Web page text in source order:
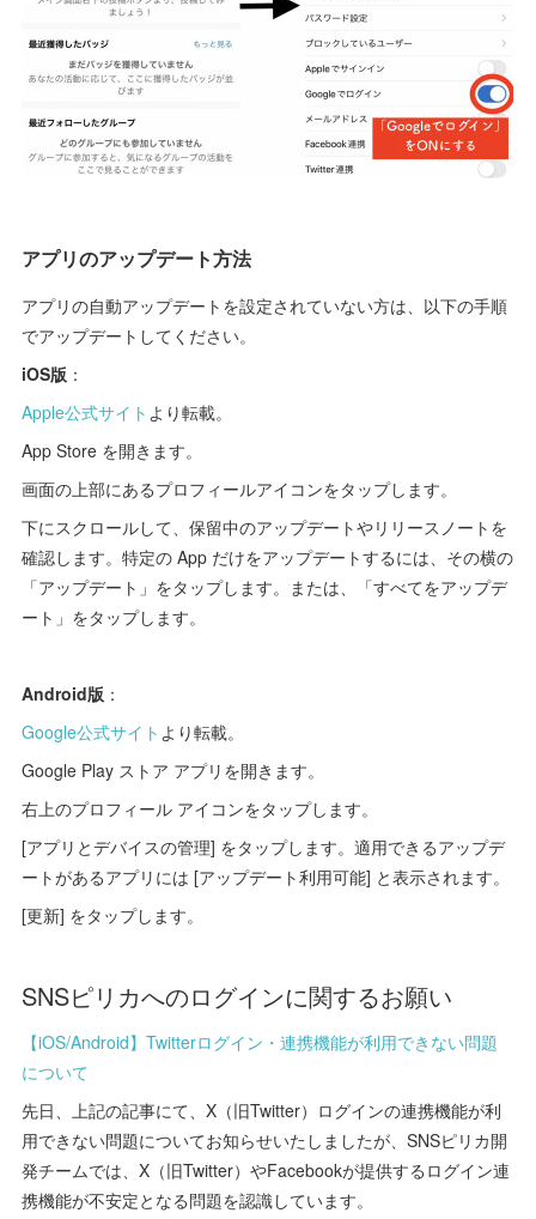
アプリのアップデート方法
アプリの自動アップデートを設定されていない方は、以下の手順
でアップデートしてください。
iOS版 ：
Apple公式サイト より転載。
App Store を開きます。
画面の上部にあるプロフィールアイコンをタップします。
下にスクロールして、保留中のアップデートやリリースノートを
確認します。特定の App だけをアップデートするには、その横の
「アップデート」をタップします。または、「すべてをアップデ
ート」をタップします。
Android版 ：
Google公式サイト より転載。
Google Play ストア アプリを開きます。
右上のプロフィール アイコンをタップします。
[アプリとデバイスの管理] をタップします。適用できるアップデ
ートがあるアプリには [アップデート利用可能] と表示されます。
[更新] をタップします。
SNSピリカへのログインに関するお願い
【iOS/Android】Twitterログイン・連携機能が利用できない問題
について
先日、上記の記事にて、X（旧Twitter）ログインの連携機能が利
用できない問題についてお知らせいたしましたが、SNSピリカ開
発チームでは、X（旧Twitter）やFacebookが提供するログイン連
携機能が不安定となる問題を認識しています。